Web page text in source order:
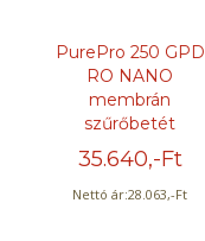
PurePro 250 GPD
RO NANO
membrán
szűrőbetét
35.640,-Ft
Nettó ár:28.063,-Ft